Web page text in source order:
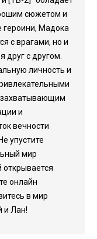
сюжетом и
героини, Мадока
с врагами, но и
с другом.
личность и
захватывающим
и
вечности
упустите
мир
онлайн
в мир
и Лан!